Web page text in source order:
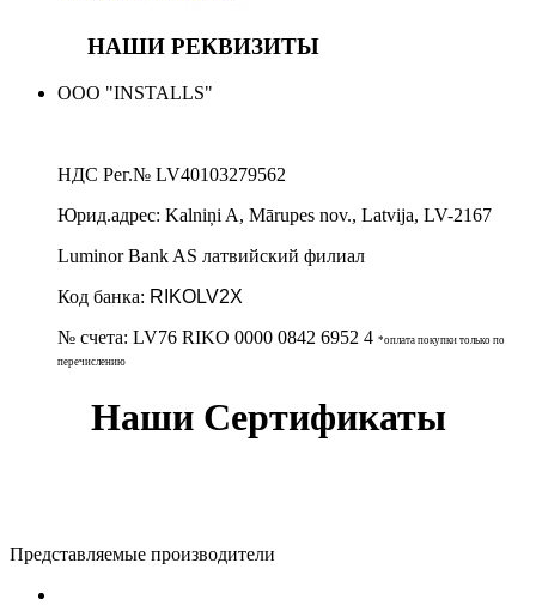
НАШИ РЕКВИЗИТЫ
ООО "INSTALLS"
НДС Рег.№ LV40103279562
Юрид.адрес: Kalniņi A, Mārupes nov., Latvija, LV-2167
Luminor Bank AS латвийский филиал
Код банка: RIKOLV2X
№ счета: LV76 RIKO 0000 0842 6952 4 *оплата покупки только по
перечислению
Наши Сертификаты
Представляемые производители